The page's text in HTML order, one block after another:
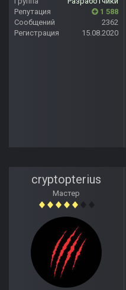
Репутация
1 588
Сообщений
2362
Регистрация
15.08.2020
cryptopterius
Мастер